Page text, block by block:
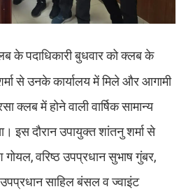
के पदाधिकारी बुधवार को क्लब के
से उनके कार्यालय में मिले और आगामी
क्लब में होने वाली वार्षिक सामान्य
इस दौरान उपायुक्त शांतनु शर्मा से
वरिष्ठ उपप्रधान सुभाष गुंबर,
उपप्रधान साहिल बंसल व ज्वाइंट